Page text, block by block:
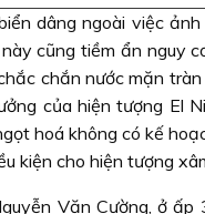
dâng ngoài việc
cũng tiềm ẩn nguy
chắn nước mặn
của hiện tượng El
hoá không có kế
kiện cho hiện tượng
Văn Cường, ở